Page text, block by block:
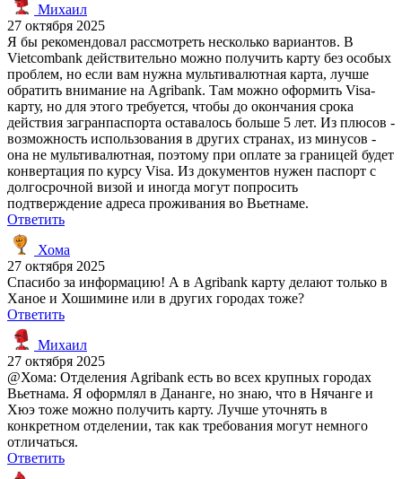
Михаил
27 октября 2025
Я бы рекомендовал рассмотреть несколько вариантов. В
Vietcombank действительно можно получить карту без особых
проблем, но если вам нужна мультивалютная карта, лучше
обратить внимание на Agribank. Там можно оформить Visa-
карту, но для этого требуется, чтобы до окончания срока
действия загранпаспорта оставалось больше 5 лет. Из плюсов -
возможность использования в других странах, из минусов -
она не мультивалютная, поэтому при оплате за границей будет
конвертация по курсу Visa. Из документов нужен паспорт с
долгосрочной визой и иногда могут попросить
подтверждение адреса проживания во Вьетнаме.
Ответить
Хома
27 октября 2025
Спасибо за информацию! А в Agribank карту делают только в
Ханое и Хошимине или в других городах тоже?
Ответить
Михаил
27 октября 2025
@Хома: Отделения Agribank есть во всех крупных городах
Вьетнама. Я оформлял в Дананге, но знаю, что в Нячанге и
Хюэ тоже можно получить карту. Лучше уточнять в
конкретном отделении, так как требования могут немного
отличаться.
Ответить